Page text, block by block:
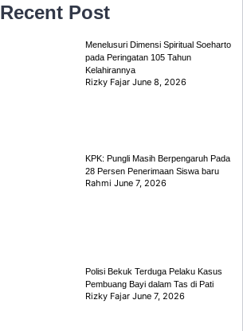
Recent Post
Menelusuri Dimensi Spiritual Soeharto
pada Peringatan 105 Tahun
Kelahirannya
Rizky FajarJune 8, 2026
KPK: Pungli Masih Berpengaruh Pada
28 Persen Penerimaan Siswa baru
RahmiJune 7, 2026
Polisi Bekuk Terduga Pelaku Kasus
Pembuang Bayi dalam Tas di Pati
Rizky FajarJune 7, 2026